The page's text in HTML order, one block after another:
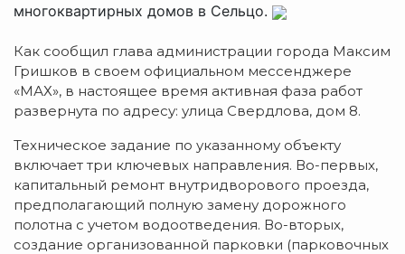
многоквартирных домов в Сельцо.
Как сообщил глава администрации города Максим
Гришков в своем официальном мессенджере
«МАХ», в настоящее время активная фаза работ
развернута по адресу: улица Свердлова, дом 8.
Техническое задание по указанному объекту
включает три ключевых направления. Во-первых,
капитальный ремонт внутридворового проезда,
предполагающий полную замену дорожного
полотна с учетом водоотведения. Во-вторых,
создание организованной парковки (парковочных